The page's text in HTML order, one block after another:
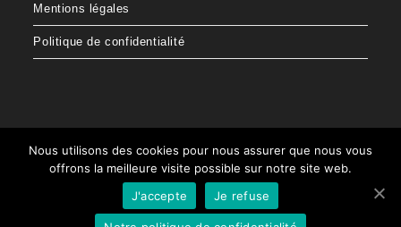
Mentions légales
Politique de confidentialité
Nous utilisons des cookies pour nous assurer que nous vous
offrons la meilleure visite possible sur notre site web.
J'accepte
Je refuse